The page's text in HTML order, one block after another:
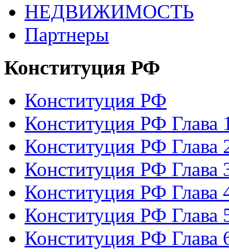
НЕДВИЖИМОСТЬ
Партнеры
Конституция РФ
Конституция РФ
Конституция РФ Глава
Конституция РФ Глава
Конституция РФ Глава
Конституция РФ Глава
Конституция РФ Глава
Конституция РФ Глава